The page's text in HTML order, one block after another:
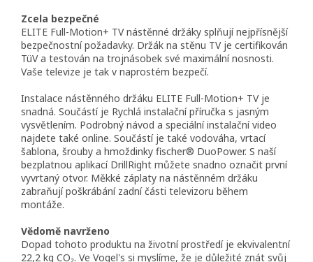
Zcela bezpečné
ELITE Full-Motion+ TV nástěnné držáky splňují nejpřísnější
bezpečnostní požadavky. Držák na stěnu TV je certifikován
TüV a testován na trojnásobek své maximální nosnosti.
Vaše televize je tak v naprostém bezpečí.
Instalace nástěnného držáku ELITE Full-Motion+ TV je
snadná. Součástí je Rychlá instalační příručka s jasným
vysvětlením. Podrobný návod a speciální instalační video
najdete také online. Součástí je také vodováha, vrtací
šablona, ​​šrouby a hmoždinky fischer® DuoPower. S naší
bezplatnou aplikací DrillRight můžete snadno označit první
vyvrtaný otvor. Měkké záplaty na nástěnném držáku
zabraňují poškrábání zadní části televizoru během
montáže.
Vědomě navrženo
Dopad tohoto produktu na životní prostředí je ekvivalentní
22,2 kg CO₂. Ve Vogel's si myslíme, že je důležité znát svůj